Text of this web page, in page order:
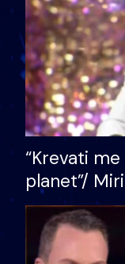
“Krevati
planet”/
bukura në
mungojë